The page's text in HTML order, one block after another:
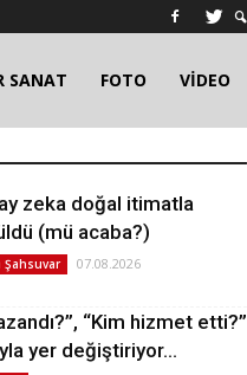
SANAT FOTO VİDEO
zeka doğal itimatla
(mü acaba?)
Şahsuvar 07.08.2026
“Kim hizmet etti?”
yer değiştiriyor…